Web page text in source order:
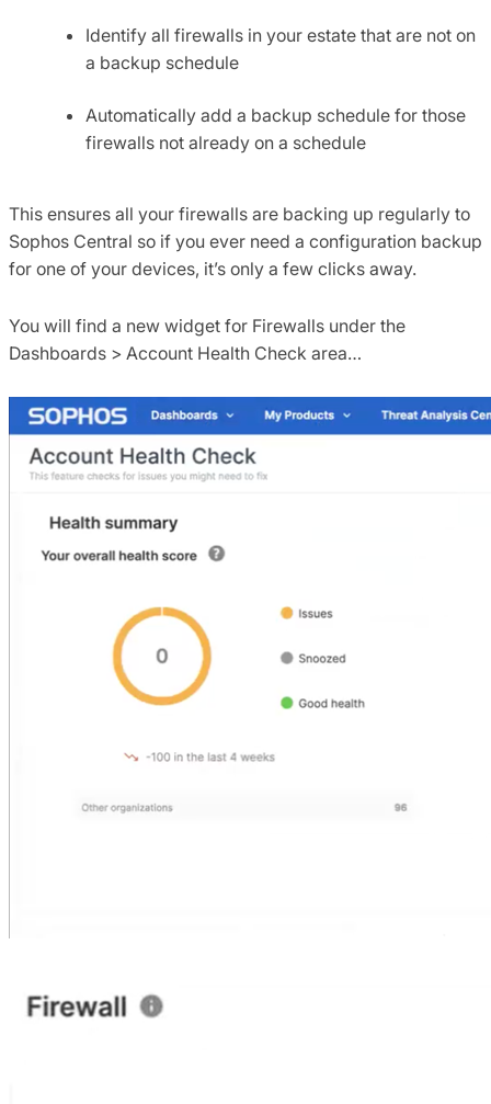
Identify all firewalls in your estate that are not on
a backup schedule
Automatically add a backup schedule for those
firewalls not already on a schedule
This ensures all your firewalls are backing up regularly to
Sophos Central so if you ever need a configuration backup
for one of your devices, it’s only a few clicks away.
You will find a new widget for Firewalls under the
Dashboards > Account Health Check area…